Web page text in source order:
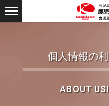
個人情報の
ABOUT